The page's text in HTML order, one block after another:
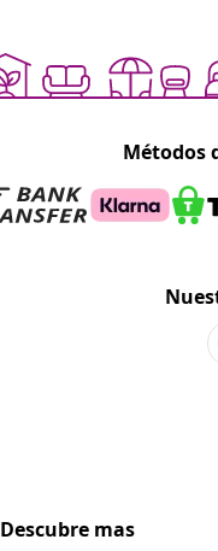
Métodos
Descubre mas